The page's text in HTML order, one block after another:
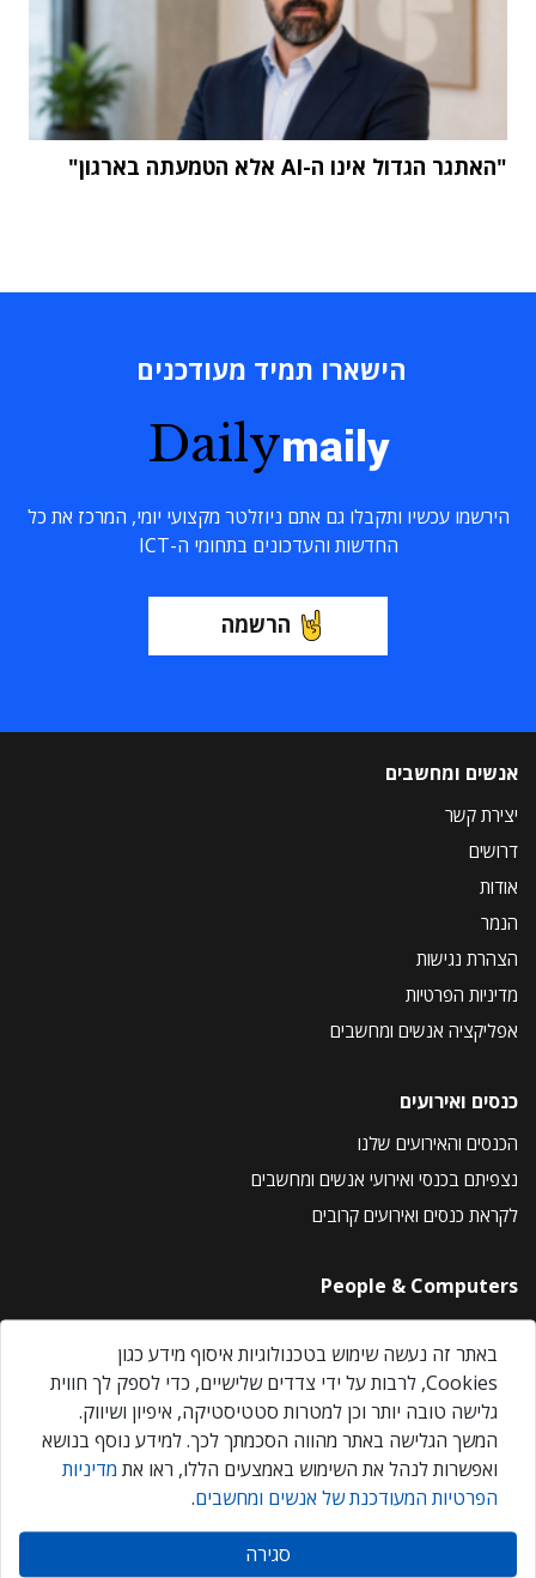
"האתגר הגדול אינו ה-AI אלא הטמעתה בארגון"
הישארו תמיד מעודכנים
Dailymaily
הירשמו עכשיו ותקבלו גם אתם ניוזלטר מקצועי יומי, המרכז את כל
החדשות והעדכונים בתחומי ה-ICT
הרשמה
אנשים ומחשבים
יצירת קשר
דרושים
אודות
הנמר
הצהרת נגישות
מדיניות הפרטיות
אפליקציה אנשים ומחשבים
כנסים ואירועים
הכנסים והאירועים שלנו
נצפיתם בכנסי ואירועי אנשים ומחשבים
לקראת כנסים ואירועים קרובים
People & Computers
About Us
Privacy Policy
Contact Us
Our Events
אנשים ומחשבים © 2026 – כל הזכויות שמורות
באתר זה נעשה שימוש בטכנולוגיות איסוף מידע כגון
Cookies, לרבות על ידי צדדים שלישיים, כדי לספק לך חווית
גלישה טובה יותר וכן למטרות סטטיסטיקה, איפיון ושיווק.
המשך הגלישה באתר מהווה הסכמתך לכך. למידע נוסף בנושא
ואפשרות לנהל את השימוש באמצעים הללו, ראו את מדיניות
הפרטיות המעודכנת של אנשים ומחשבים.
סגירה